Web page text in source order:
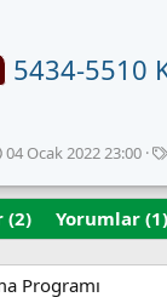
5434-5510
O
u
ş
t
u
r
04 Ocak 2022 23:00
(2) Yorumlar (1)
Programı